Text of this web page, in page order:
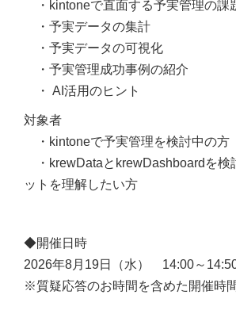
・kintoneで直面する予実管理の課
・予実データの集計
・予実データの可視化
・予実管理成功事例の紹介
・ AI活用のヒント
対象者
・kintoneで予実管理を検討中の方
・krewDataとkrewDashboardを検
ットを理解したい方
◆開催日時
2026年8月19日（水） 14:00～
※質疑応答のお時間を含めた開催時